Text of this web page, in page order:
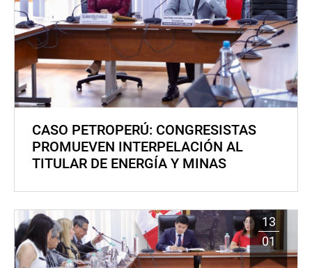
CASO PETROPERÚ: CONGRESISTAS
PROMUEVEN INTERPELACIÓN AL
TITULAR DE ENERGÍA Y MINAS
13
01